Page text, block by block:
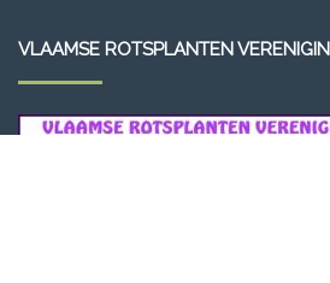
VLAAMSE ROTSPLANTEN